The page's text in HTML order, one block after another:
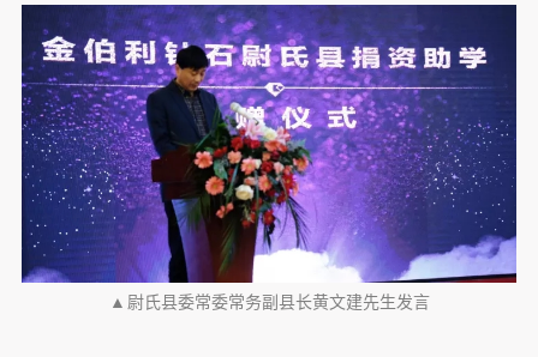
▲ 尉氏县委常委常务副县长黄文建先生发言